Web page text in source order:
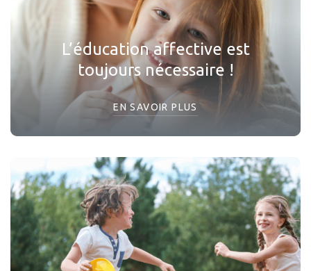
L’éducation affective est
toujours nécessaire !
EN SAVOIR PLUS